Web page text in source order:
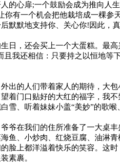
心扉;一个鼓励会成为推向人
有一个机会把他栽培成一棵参天
默地支持你、关心你!因此，
日，还会买上一个大蛋糕。最
我还相信：只要持之以恒地等
的人们带着家人的期待，大
着门口贴好的大红的福字，我
、听着妹妹小盖“美妙”的歌
在我们的住所准备了一大桌丰
、小炒肉、红烧豆腐、油淋
脸上都洋溢着快乐的笑容。这
素裹。